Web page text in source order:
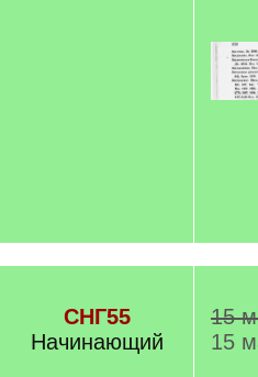
СНГ55
Начинающий
15
15